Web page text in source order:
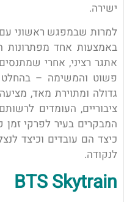
ישירה.
למרות שבמפגש ראשוני
באמצעות אחד מפתרונות
אתגר רציני, אחרי
פשוט והמשימה – בהחלט
גדולה ומתוירת מאד,
ציבוריים, העומדים
המבקרים בעיר לפרקי זמן
כיצד הם עובדים וכיצד
לנקודה.
BTS Skytrain